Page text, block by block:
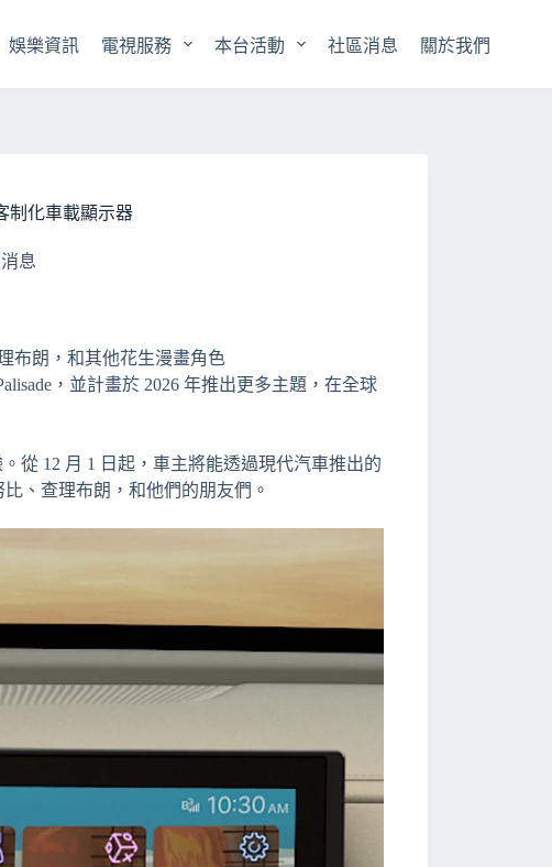
娛樂資訊 電視服務 本台活動 社區消息 關於我們
制化車載顯示器
息
布朗，和其他花生漫畫角色
，並計畫於 2026 年推出更多主題，在全球
從 12 月 1 日起，車主將能透過現代汽車推出的
、查理布朗，和他們的朋友們。